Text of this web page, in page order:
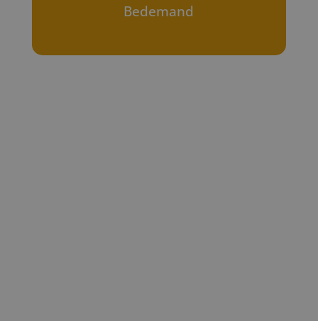
Bedemand